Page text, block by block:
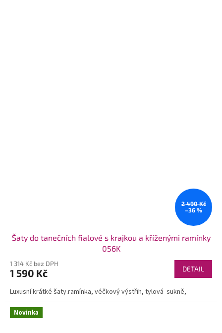
2 490 Kč
–36 %
Šaty do tanečních fialové s krajkou a kříženými ramínky
056K
1 314 Kč bez DPH
1 590 Kč DETAIL
Luxusní krátké šaty.ramínka, véčkový výstřih, tylová sukně,
Novinka